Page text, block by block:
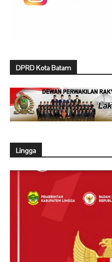
DPRD Kota Batam
Lingga